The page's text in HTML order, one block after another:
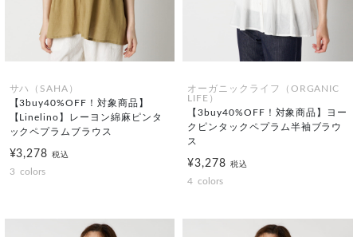
サハ（SAHA）
【3buy40%OFF！対象商品】
【Linelino】レーヨン綿麻ピンタ
ックペプラムブラウス
¥3,278税込
3 colors
オーガニックライフ（ORGANIC
LIFE）
【3buy40%OFF！対象商品】ヨー
クピンタックペプラム半袖ブラウ
ス
¥3,278 税込
4 colors